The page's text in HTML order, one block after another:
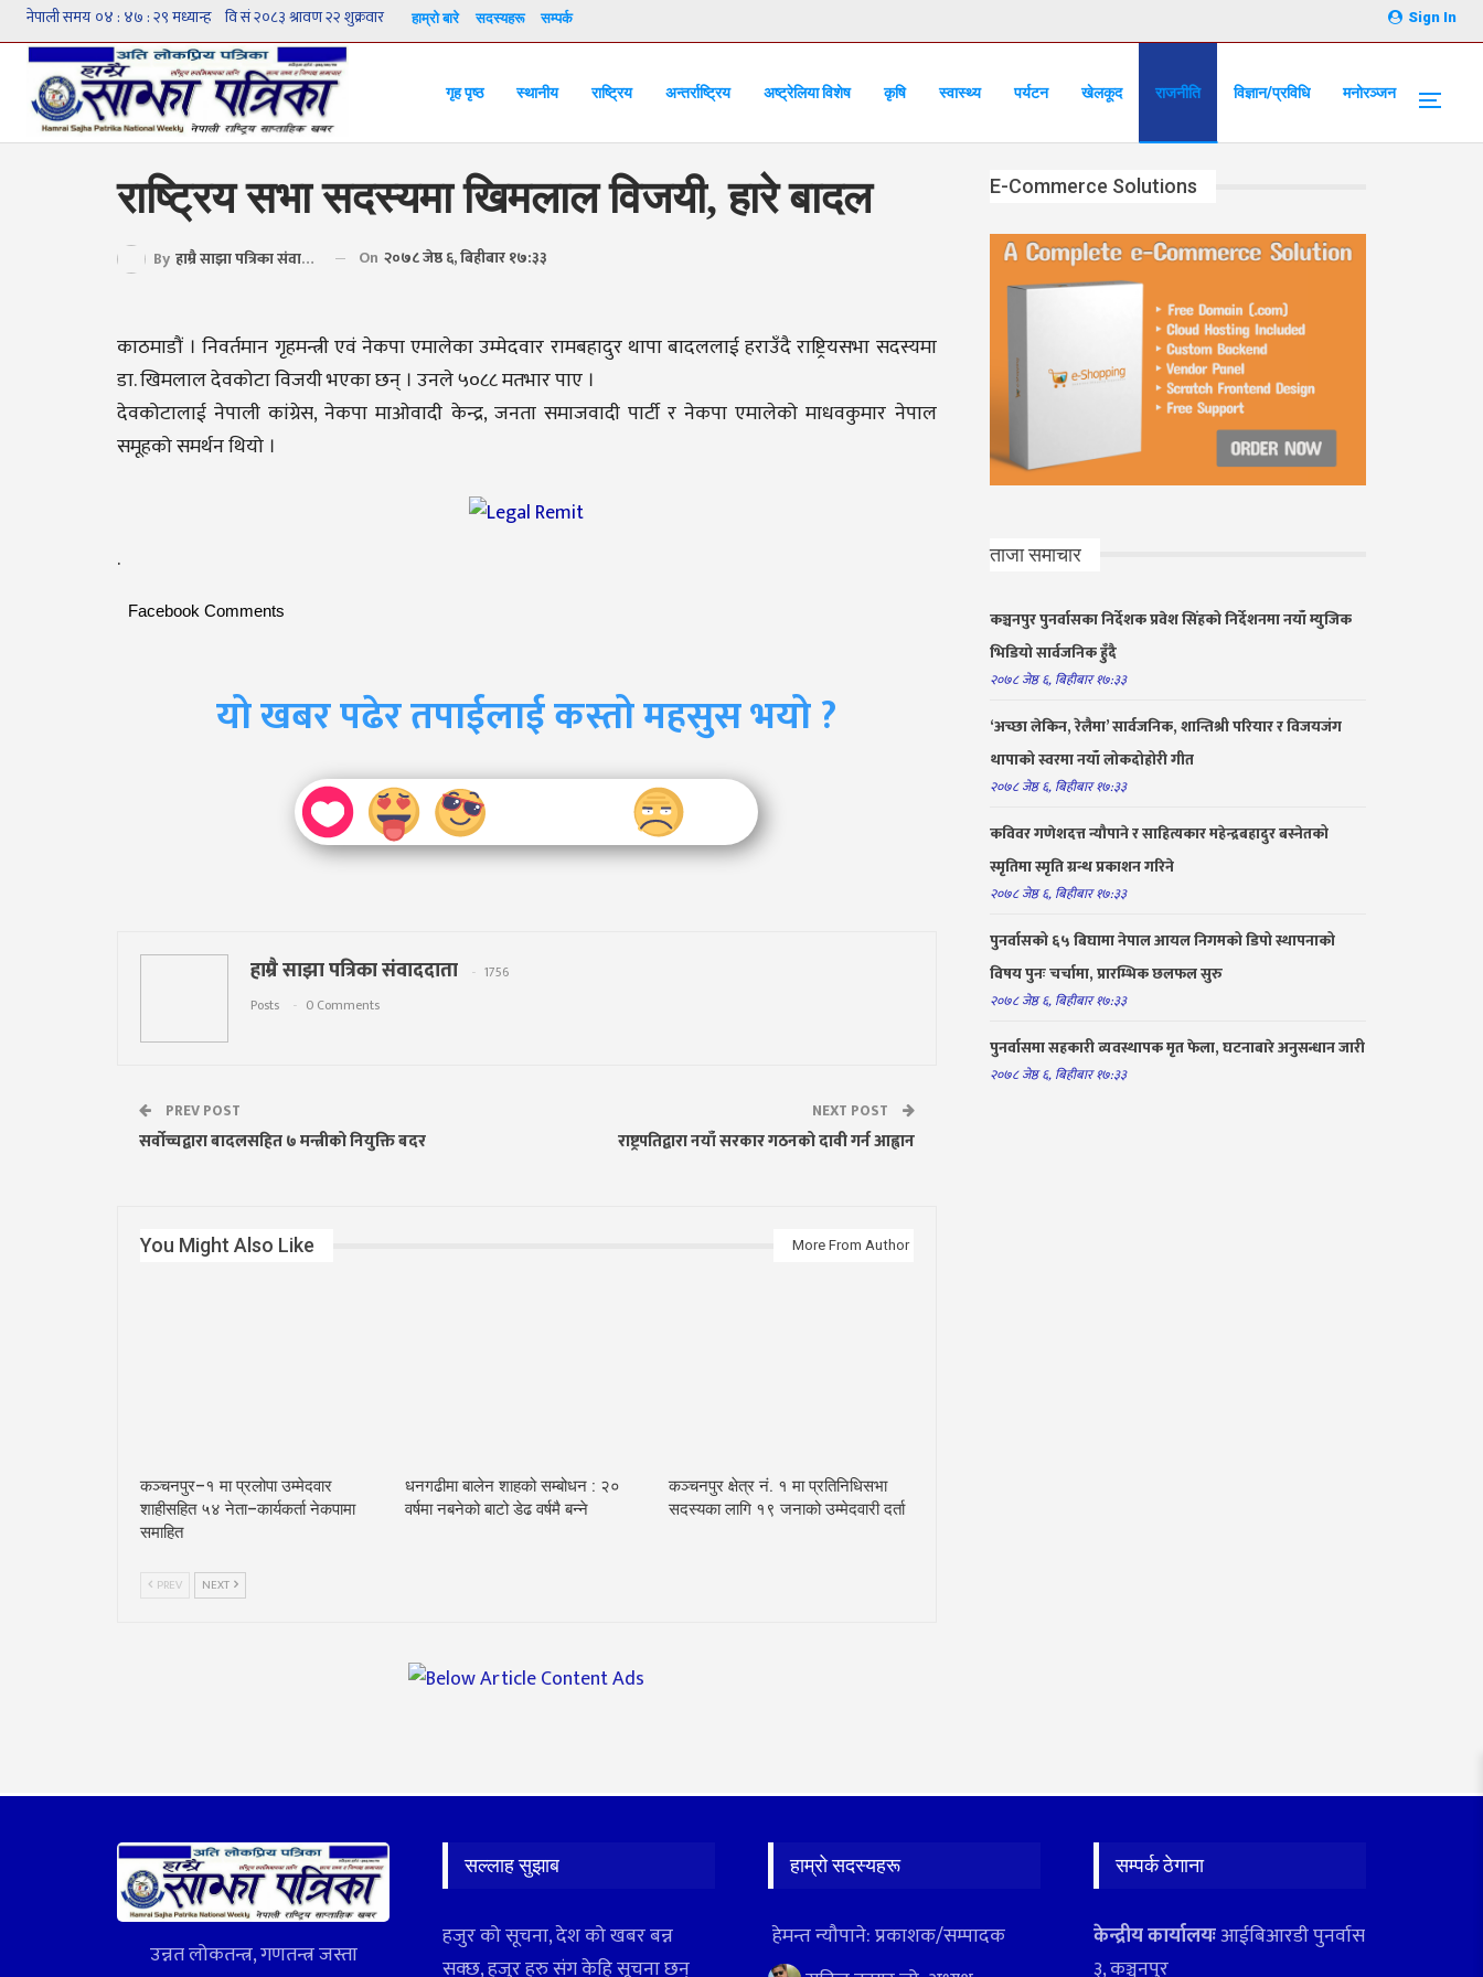
Sign In
हाम्रो बारे सदस्यहरू सम्पर्क
गृह पृष्ठ स्थानीय राष्ट्रिय अन्तर्राष्ट्रिय अष्ट्रेलिया विशेष कृषि स्वास्थ्य पर्यटन खेलकूद राजनीति विज्ञान/प्रविधि मनोरञ्जन
राष्ट्रिय सभा सदस्यमा खिमलाल विजयी, हारे बादल
By हाम्रै साझा पत्रिका संवाददाता On २०७८ जेष्ठ ६, बिहीबार १७:३३
काठमाडौं । निवर्तमान गृहमन्त्री एवं नेकपा एमालेका उम्मेदवार रामबहादुर थापा बादललाई हराउँदै राष्ट्रियसभा सदस्यमा
डा. खिमलाल देवकोटा विजयी भएका छन् । उनले ५०८८ मतभार पाए ।
देवकोटालाई नेपाली कांग्रेस, नेकपा माओवादी केन्द्र, जनता समाजवादी पार्टी र नेकपा एमालेको माधवकुमार नेपाल
समूहको समर्थन थियो ।
.
Facebook Comments
यो खबर पढेर तपाईलाई कस्तो महसुस भयो ?
हाम्रै साझा पत्रिका संवाददाता
1756
Posts
0 Comments
PREV POST
सर्वोच्चद्वारा बादलसहित ७ मन्त्रीको नियुक्ति बदर
NEXT POST
राष्ट्रपतिद्वारा नयाँ सरकार गठनको दावी गर्न आह्वान
You Might Also Like More From Author
कञ्चनपुर–१ मा प्रलोपा उम्मेदवार
शाहीसहित ५४ नेता–कार्यकर्ता नेकपामा
समाहित
धनगढीमा बालेन शाहको सम्बोधन : २०
वर्षमा नबनेको बाटो डेढ वर्षमै बन्ने
कञ्चनपुर क्षेत्र नं. १ मा प्रतिनिधिसभा
सदस्यका लागि १९ जनाको उम्मेदवारी दर्ता
PREV NEXT
E-Commerce Solutions
ताजा समाचार
कञ्चनपुर पुनर्वासका निर्देशक प्रवेश सिंहको निर्देशनमा नयाँ म्युजिक
भिडियो सार्वजनिक हुँदै
२०७८ जेष्ठ ६, बिहीबार १७:३३
‘अच्छा लेकिन, रेलैमा’ सार्वजनिक, शान्तिश्री परियार र विजयजंग
थापाको स्वरमा नयाँ लोकदोहोरी गीत
२०७८ जेष्ठ ६, बिहीबार १७:३३
कविवर गणेशदत्त न्यौपाने र साहित्यकार महेन्द्रबहादुर बस्नेतको
स्मृतिमा स्मृति ग्रन्थ प्रकाशन गरिने
२०७८ जेष्ठ ६, बिहीबार १७:३३
पुनर्वासको ६५ बिघामा नेपाल आयल निगमको डिपो स्थापनाको
विषय पुनः चर्चामा, प्रारम्भिक छलफल सुरु
२०७८ जेष्ठ ६, बिहीबार १७:३३
पुनर्वासमा सहकारी व्यवस्थापक मृत फेला, घटनाबारे अनुसन्धान जारी
२०७८ जेष्ठ ६, बिहीबार १७:३३
उन्नत लोकतन्त्र, गणतन्त्र जस्ता
सल्लाह सुझाब
हजुर को सूचना, देश को खबर बन्न
सक्छ, हजुर हरु संग केहि सूचना छन्
हाम्रो सदस्यहरू
हेमन्त न्यौपाने: प्रकाशक/सम्पादक
सम्पर्क ठेगाना
केन्द्रीय कार्यालयःआईबिआरडी पुनर्वास
३, कञ्चनपुर